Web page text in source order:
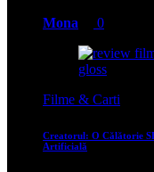
Mona 0
Filme & Carti
Creatorul: O Călătorie
Artificială